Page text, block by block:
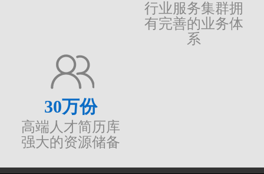
行业服务集群拥
有完善的业务体
系
30万份
高端人才简历库
强大的资源储备